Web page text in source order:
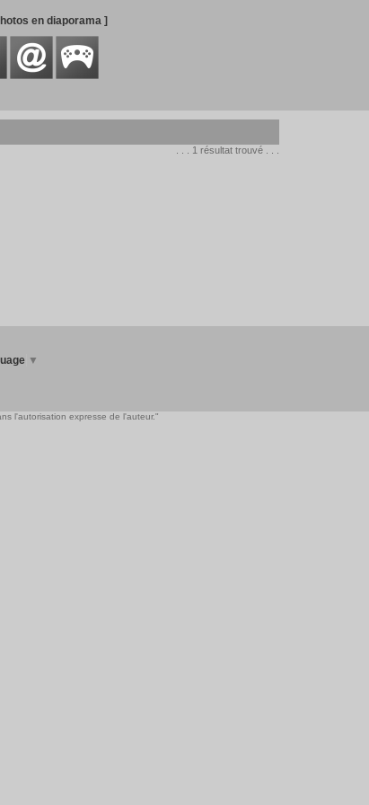
en diaporama ]
. . . 1 résultat trouvé . . .
▼
l'autorisation expresse de l'auteur."